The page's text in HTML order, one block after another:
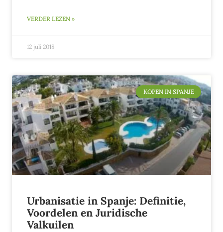
VERDER LEZEN »
12 juli 2018
KOPEN IN SPANJE
Urbanisatie in Spanje: Definitie,
Voordelen en Juridische
Valkuilen